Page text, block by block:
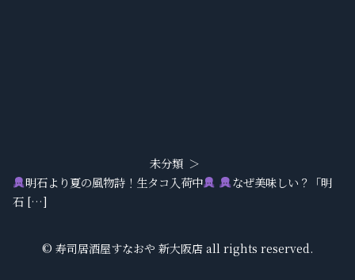
未分類
明石より夏の風物詩！生タコ入荷中
なぜ美味しい？「明
石 […]
© 寿司居酒屋すなおや 新大阪店 all rights reserved.